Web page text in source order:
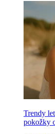
Trendy
pokožky